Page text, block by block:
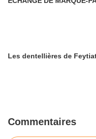
Les dentellières de
Commentaires